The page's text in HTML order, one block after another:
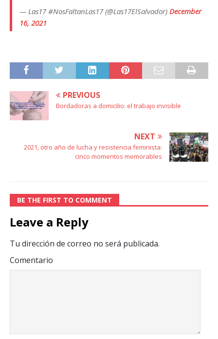
— Las17 #NosFaltanLas17 (@Las17ElSalvador) December
16, 2021
PREVIOUS
Bordadoras a domicilio: el trabajo invisible
NEXT
2021, otro año de lucha y resistencia feminista:
cinco momentos memorables
BE THE FIRST TO COMMENT
Leave a Reply
Tu dirección de correo no será publicada.
Comentario